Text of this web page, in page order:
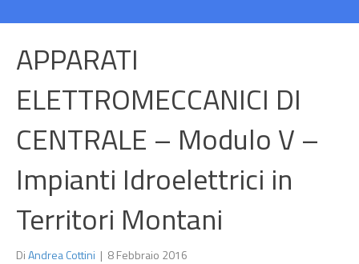
APPARATI
ELETTROMECCANICI DI
CENTRALE – Modulo V –
Impianti Idroelettrici in
Territori Montani
DiAndrea Cottini | 8 Febbraio 2016